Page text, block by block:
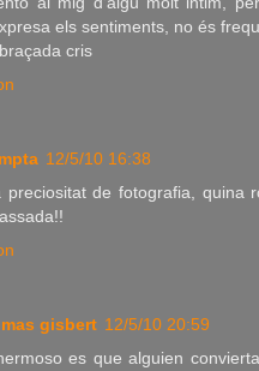
els sentiments, no és
cris
12/5/10 16:38
preciositat de fotografia, quina
gisbert 12/5/10 20:59
es que alguien